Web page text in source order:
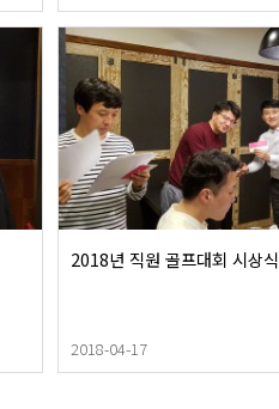
2018년 직원 골프대회 시상식
2018-04-17